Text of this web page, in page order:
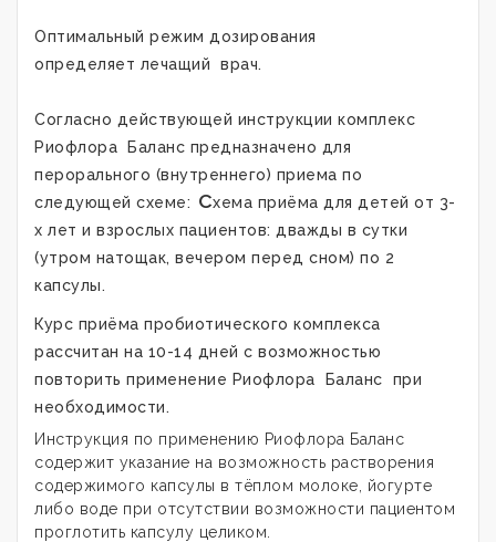
Оптимальный режим дозирования
определяет лечащий врач.
Согласно действующей инструкции комплекс
Риофлора
Баланс предназначено для
перорального (внутреннего) приема по
следующей схеме: схема приёма для детей от 3-
х лет и взрослых пациентов: дважды в сутки
(утром натощак, вечером перед сном) по 2
капсулы.
Курс приёма пробиотического комплекса
рассчитан на 10-14 дней с возможностью
повторить применение Риофлора Баланс
при
необходимости.
Инструкция по применению Риофлора Баланс
содержит указание на возможность растворения
содержимого капсулы в тёплом молоке, йогурте
либо воде при отсутствии возможности пациентом
проглотить капсулу целиком.